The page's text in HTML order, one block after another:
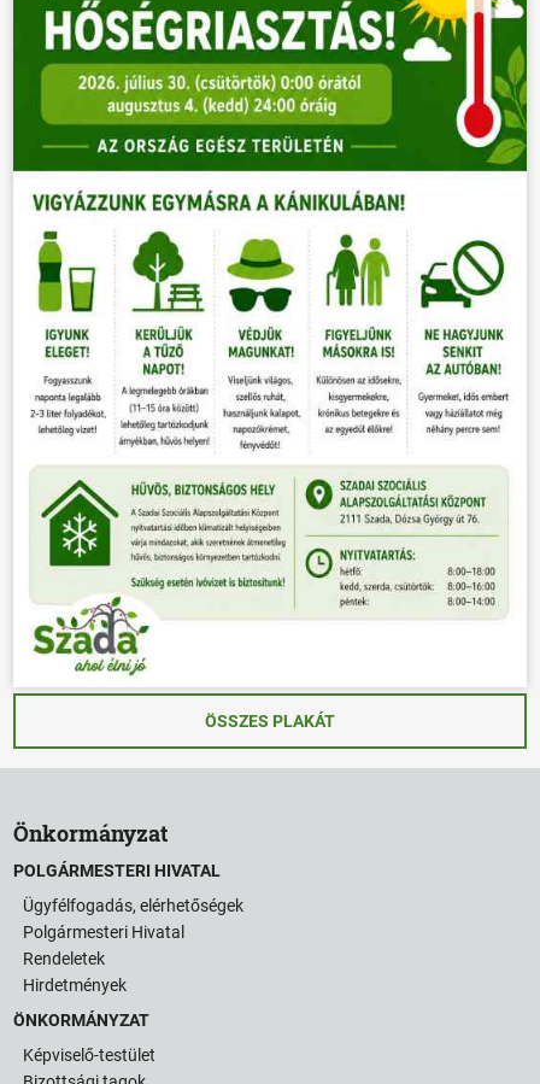
ÖSSZES PLAKÁT
Önkormányzat
POLGÁRMESTERI HIVATAL
Ügyfélfogadás, elérhetőségek
Polgármesteri Hivatal
Rendeletek
Hirdetmények
ÖNKORMÁNYZAT
Képviselő-testület